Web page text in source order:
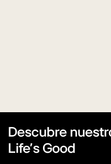
Descubre
Life's Good